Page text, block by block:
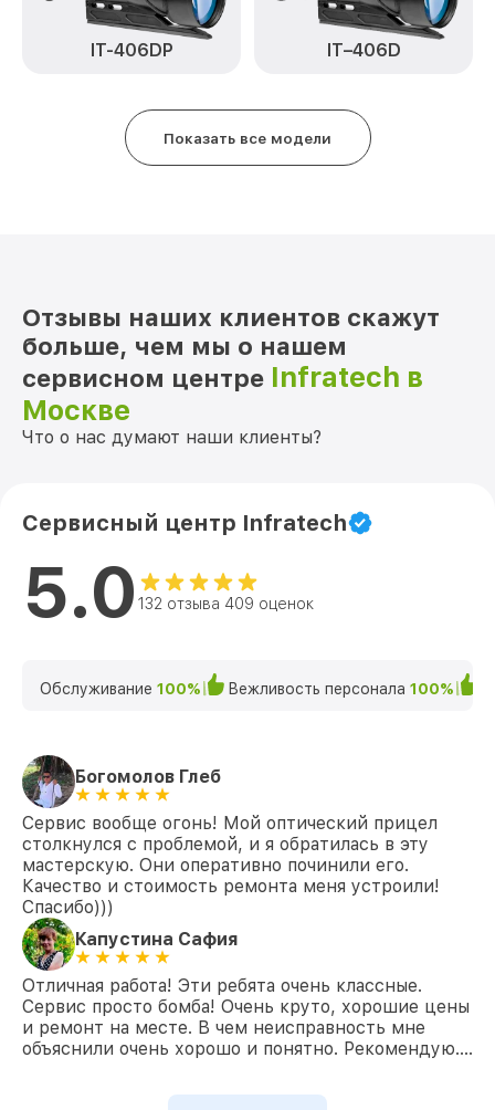
Замена дисплея (экрана) IT-124D
Infratech
от 750₽
Ремонт Wi-Fi IT-124D Infratech
Infratech
IT-406DP IT–406D
Показать все модели
Отзывы наших клиентов скажут
больше, чем мы о нашем
сервисном центре Infratech в
Москве
Что о нас думают наши клиенты?
Сервисный центр Infratech
5.0 132 отзыва 409 оценок
Обслуживание 100% Вежливость персонала 100%
Богомолов Глеб
Сервис вообще огонь! Мой оптический прицел
столкнулся с проблемой, и я обратилась в эту
мастерскую. Они оперативно починили его.
Качество и стоимость ремонта меня устроили!
Спасибо)))
Капустина Сафия
Отличная работа! Эти ребята очень классные.
Сервис просто бомба! Очень круто, хорошие цены
и ремонт на месте. В чем неисправность мне
объяснили очень хорошо и понятно. Рекомендую….